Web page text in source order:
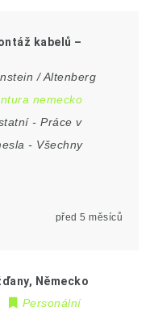
kabelů –
/ Altenberg
nemecko
-Práce v
- Všechny
před 5 měsíců
Německo
Personální